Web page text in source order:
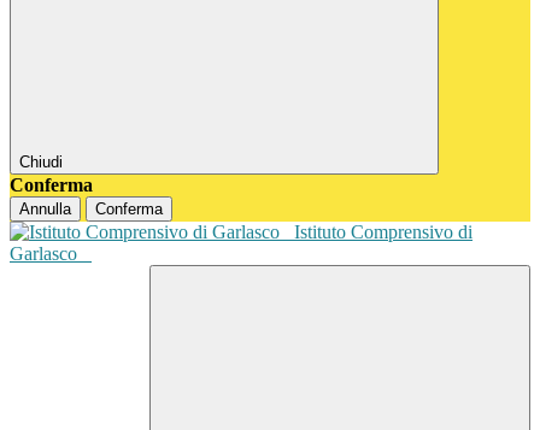
Chiudi
Conferma
Annulla Conferma
Istituto Comprensivo di
Garlasco